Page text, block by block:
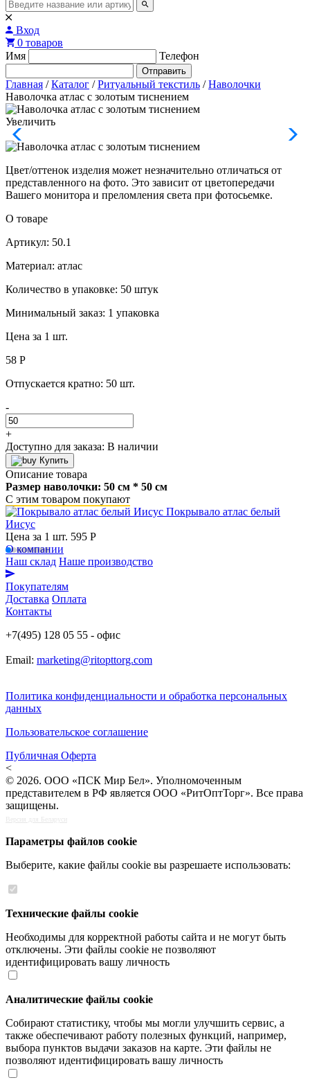
Вход
0 товаров
Имя
Телефон
Отправить
Главная / Каталог / Ритуальный текстиль / Наволочки
Наволочка атлас с золотым тиснением
Увеличить
Цвет/оттенок изделия может незначительно отличаться от
представленного на фото. Это зависит от цветопередачи
Вашего монитора и преломления света при фотосьемке.
О товаре
Артикул: 50.1
Материал: атлас
Количество в упаковке: 50 штук
Минимальный заказ: 1 упаковка
Цена за 1 шт.
58 Р
Отпускается кратно: 50 шт.
-
+
Доступно для заказа: В наличии
Купить
Описание товара
Размер наволочки: 50 см * 50 см
С этим товаром покупают
Покрывало атлас белый
Иисус
Цена за 1 шт. 595 Р
О компании
Наш склад Наше производство
Покупателям
Доставка Оплата
Контакты
+7(495) 128 05 55 - офис
Email: marketing@ritopttorg.com
Политика конфиденциальности и обработка персональных
данных
Пользовательское соглашение
Публичная Оферта
<
© 2026. ООО «ПСК Мир Бел». Уполномоченным
представителем в РФ является ООО «РитОптТорг». Все права
защищены.
Параметры файлов cookie
Выберите, какие файлы cookie вы разрешаете использовать:
Технические файлы cookie
Необходимы для корректной работы сайта и не могут быть
отключены. Эти файлы cookie не позволяют
идентифицировать вашу личность
Аналитические файлы cookie
Собирают статистику, чтобы мы могли улучшить сервис, а
также обеспечивают работу полезных функций, например,
выбора пунктов выдачи заказов на карте. Эти файлы не
позволяют идентифицировать вашу личность